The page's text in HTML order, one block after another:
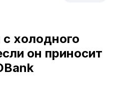
холодного
он приносит